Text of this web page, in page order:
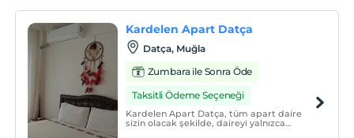
Kardelen Apart Datça
Datça, Muğla
Zumbara ile Sonra Öde
Taksitli Ödeme Seçeneği
Kardelen Apart Datça, tüm apart daire
sizin olacak şekilde, daireyi yalnızca